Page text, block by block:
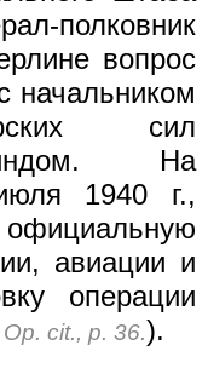
полковник
вопрос
начальником
сил
На
1940 г.,
авиации и
операции
cit., p. 36.).